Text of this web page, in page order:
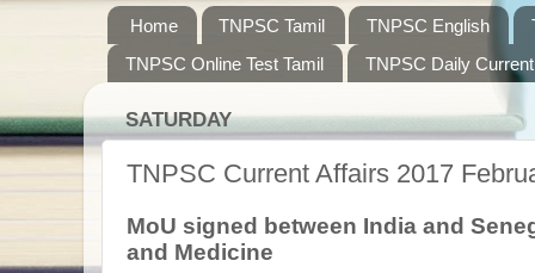
Home TNPSC Tamil TNPSC English
TNPSC Online Test Tamil
TNPSC Daily
SATURDAY
TNPSC Current Affairs 2017
MoU signed between India and
and Medicine